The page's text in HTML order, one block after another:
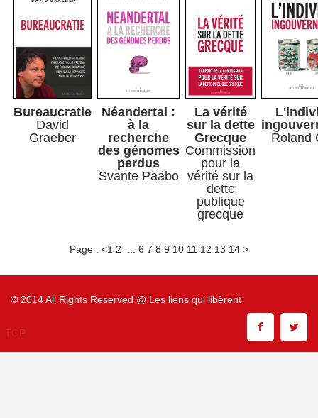
Bureaucratie
David
Graeber
Néandertal :
à la
recherche
des génomes
perdus
Svante Pääbo
La vérité
sur la dette
Grecque
Commission
pour la
vérité sur la
dette
publique
grecque
Roland
Page : <1 2 6 7 8 9 10 11 12 13 14 >
© 2014 All Rights Reserved @ Les liens qui libèrent
TOP